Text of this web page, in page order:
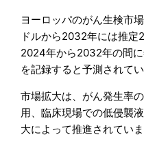
ヨーロッパのがん生検市
ドルから2032年には推定
2024年から2032年の間
を記録すると予測されてい
市場拡大は、がん発生率
用、臨床現場での低侵襲
大によって推進されていま